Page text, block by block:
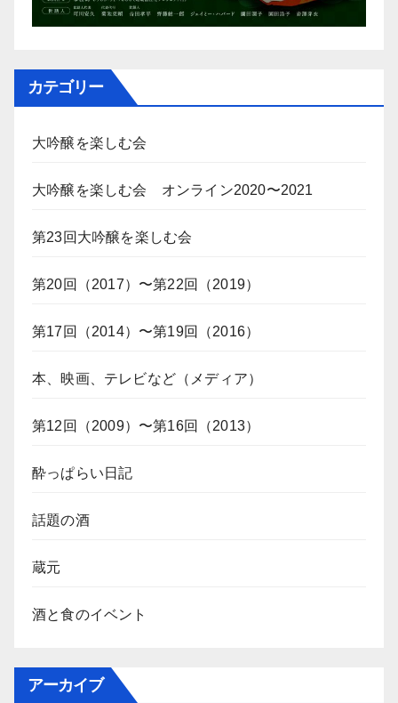
カテゴリー
大吟醸を楽しむ会
大吟醸を楽しむ会 オンライン2020〜2021
第23回大吟醸を楽しむ会
第20回（2017）〜第22回（2019）
第17回（2014）〜第19回（2016）
本、映画、テレビなど（メディア）
第12回（2009）〜第16回（2013）
酔っぱらい日記
話題の酒
蔵元
酒と食のイベント
アーカイブ